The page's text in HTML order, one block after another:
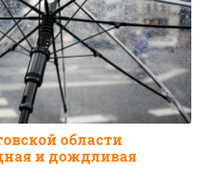
области
и дождливая